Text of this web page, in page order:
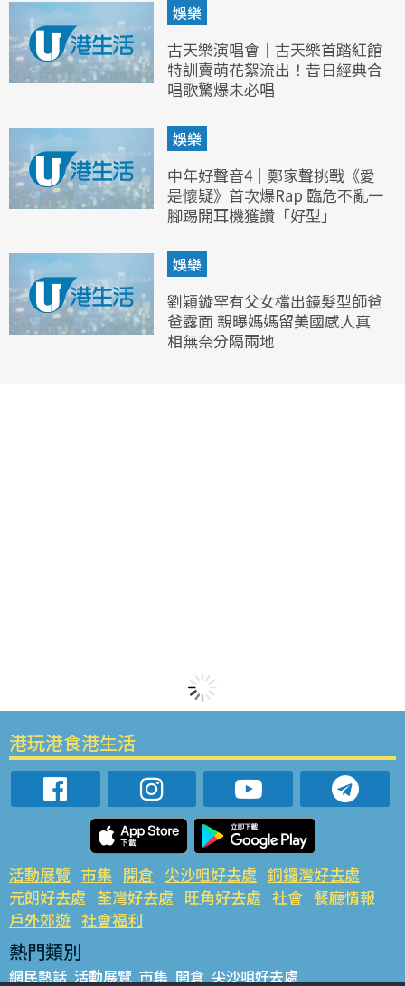
娛樂
古天樂演唱會｜古天樂首踏紅館
特訓賣萌花絮流出！昔日經典合
唱歌驚爆未必唱
娛樂
中年好聲音4｜鄭家聲挑戰《愛
是懷疑》首次爆Rap 臨危不亂一
腳踢開耳機獲讚「好型」
娛樂
劉穎鏇罕有父女檔出鏡髮型師爸
爸露面 親曝媽媽留美國感人真
相無奈分隔兩地
港玩港食港生活
活動展覽 市集 開倉 尖沙咀好去處 銅鑼灣好去處
元朗好去處 荃灣好去處 旺角好去處 社會 餐廳情報
戶外郊遊 社會福利
熱門類別
網民熱話 活動展覽 市集 開倉 尖沙咀好去處